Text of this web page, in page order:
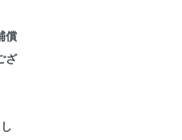
償
ざ